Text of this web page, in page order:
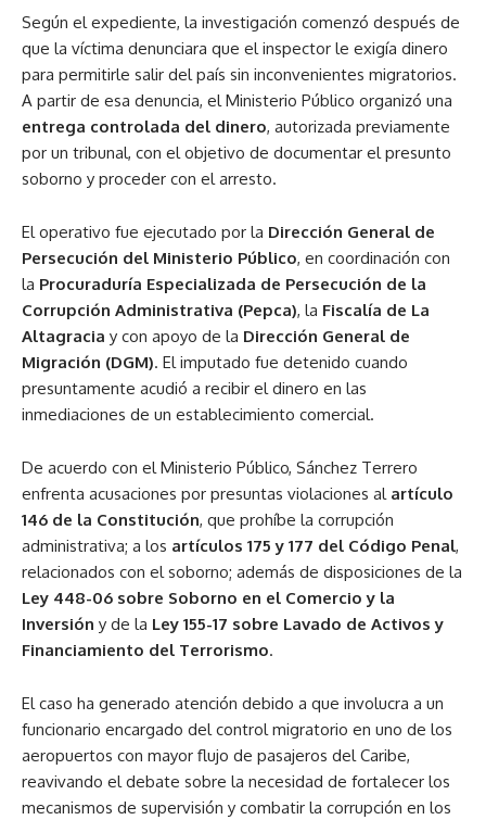
Según el expediente, la investigación comenzó después de
que la víctima denunciara que el inspector le exigía dinero
para permitirle salir del país sin inconvenientes migratorios.
A partir de esa denuncia, el Ministerio Público organizó una
entrega controlada del dinero, autorizada previamente
por un tribunal, con el objetivo de documentar el presunto
soborno y proceder con el arresto.
El operativo fue ejecutado por la Dirección General de
Persecución del Ministerio Público, en coordinación con
la Procuraduría Especializada de Persecución de la
Corrupción Administrativa (Pepca), la Fiscalía de La
Altagracia y con apoyo de la Dirección General de
Migración (DGM). El imputado fue detenido cuando
presuntamente acudió a recibir el dinero en las
inmediaciones de un establecimiento comercial.
De acuerdo con el Ministerio Público, Sánchez Terrero
enfrenta acusaciones por presuntas violaciones al artículo
146 de la Constitución, que prohíbe la corrupción
administrativa; a los artículos 175 y 177 del Código Penal,
relacionados con el soborno; además de disposiciones de la
Ley 448-06 sobre Soborno en el Comercio y la
Inversión y de la Ley 155-17 sobre Lavado de Activos y
Financiamiento del Terrorismo.
El caso ha generado atención debido a que involucra a un
funcionario encargado del control migratorio en uno de los
aeropuertos con mayor flujo de pasajeros del Caribe,
reavivando el debate sobre la necesidad de fortalecer los
mecanismos de supervisión y combatir la corrupción en los